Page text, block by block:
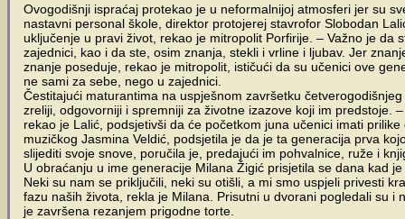
Ovogodišnji ispraćaj protekao je u neformalnijoj atmosferi jer su
nastavni personal škole, direktor protojerej stavrofor Slobodan
uključenje u pravi život, rekao je mitropolit Porfirije. – Važno je
zajednici, kao i da ste, osim znanja, stekli i vrline i ljubav. Jer
znanje poseduje, rekao je mitropolit, ističući da su učenici ove
ne sami za sebe, nego u zajednici.
Čestitajući maturantima na uspješnom završetku
zreliji, odgovorniji i spremniji za životne izazove koji im predstoje.
rekao je Lalić, podsjetivši da će početkom juna učenici imati
muzičkog Jasmina Veldić, podsjetila je da je ta generacija prva
slijediti svoje snove, poručila je, predajući im pohvalnice, ruže i
U obraćanju u ime generacije Milana Žigić prisjetila se dana kad
Neki su nam se priključili, neki su otišli, a mi smo uspjeli privesti
fazu naših života, rekla je Milana. Prisutni u dvorani pogledali su
je završena rezanjem prigodne torte.